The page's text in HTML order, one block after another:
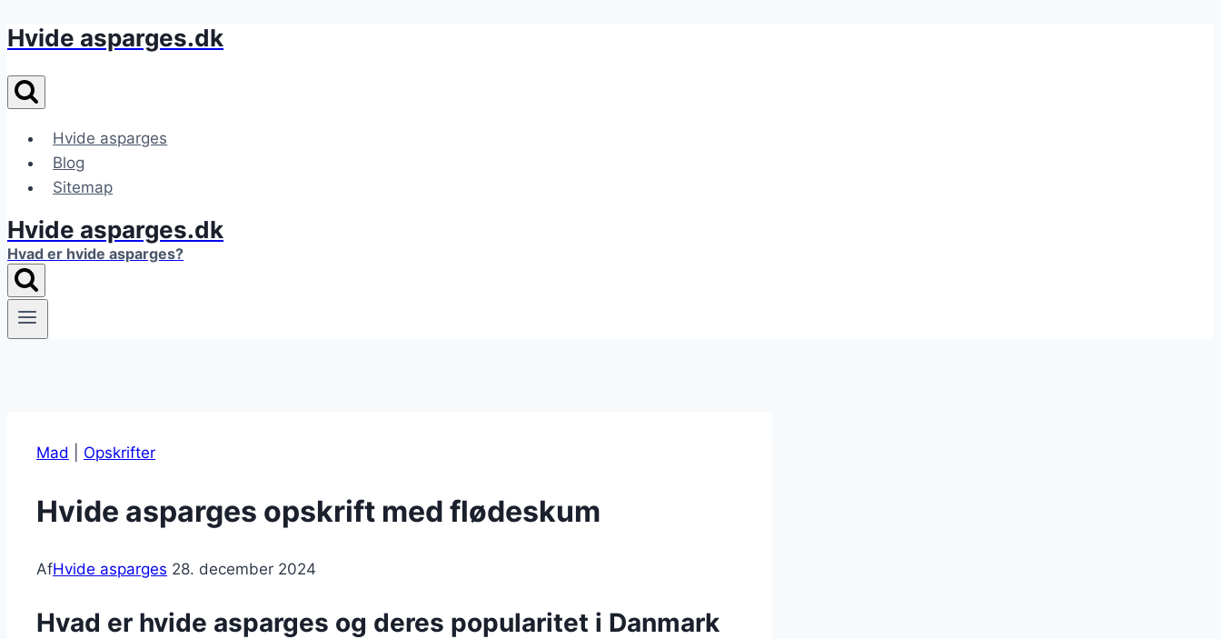
Fortsæt
indhold
Hvide asparges.dk
Hvide asparges
Blog
Sitemap
Hvide asparges.dk
Hvad er hvide asparges?
Mad Opskrifter
Hvide asparges opskrift med flødeskum
AfHvide asparges 28. december 2024
Hvad er hvide asparges og deres popularitet i Danmark